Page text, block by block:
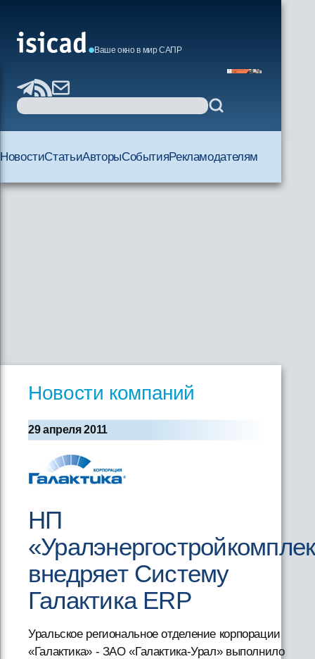
Ваше окно в мир САПР
НовостиСтатьиАвторыСобытияРекламодателям
Новости компаний
29 апреля 2011
НП
внедряет Систему
Галактика ERP
Уральское региональное отделение корпорации
«Галактика» - ЗАО «Галактика-Урал» выполнило